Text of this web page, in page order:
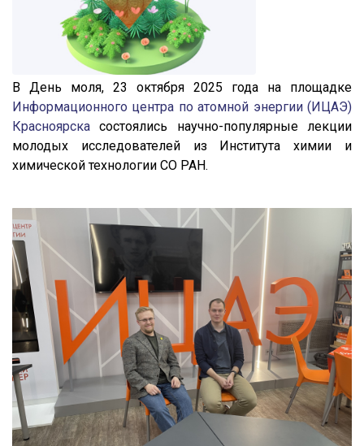
В День моля, 23 октября 2025 года на площадке
Информационного центра по атомной энергии (ИЦАЭ)
Красноярска состоялись научно-популярные лекции
молодых исследователей из Института химии и
химической технологии СО РАН.